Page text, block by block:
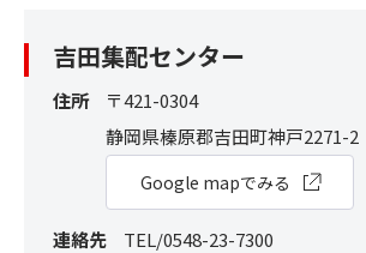
吉⽥集配センター
住所
〒421-0304
静岡県榛原郡吉⽥町神⼾2271-2
Google mapでみる
連絡先
TEL/0548-23-7300